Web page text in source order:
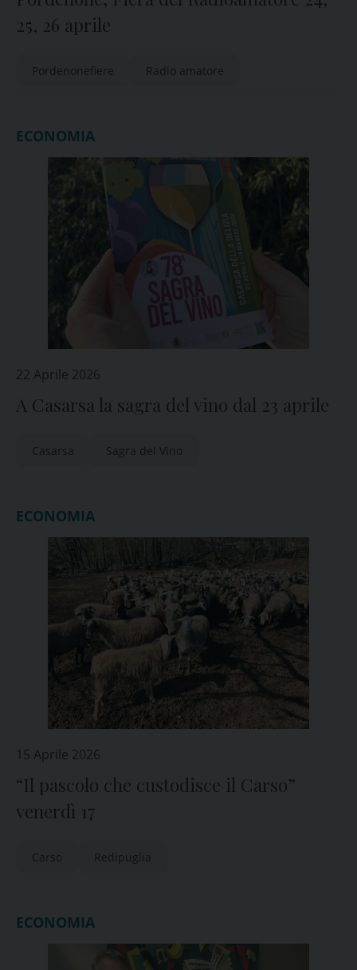
25, 26 aprile
Pordenonefiere Radio amatore
ECONOMIA
22 Aprile 2026
A Casarsa la sagra del vino dal 23 aprile
Casarsa Sagra del Vino
ECONOMIA
15 Aprile 2026
“Il pascolo che custodisce il Carso”
venerdì 17
Carso Redipuglia
ECONOMIA